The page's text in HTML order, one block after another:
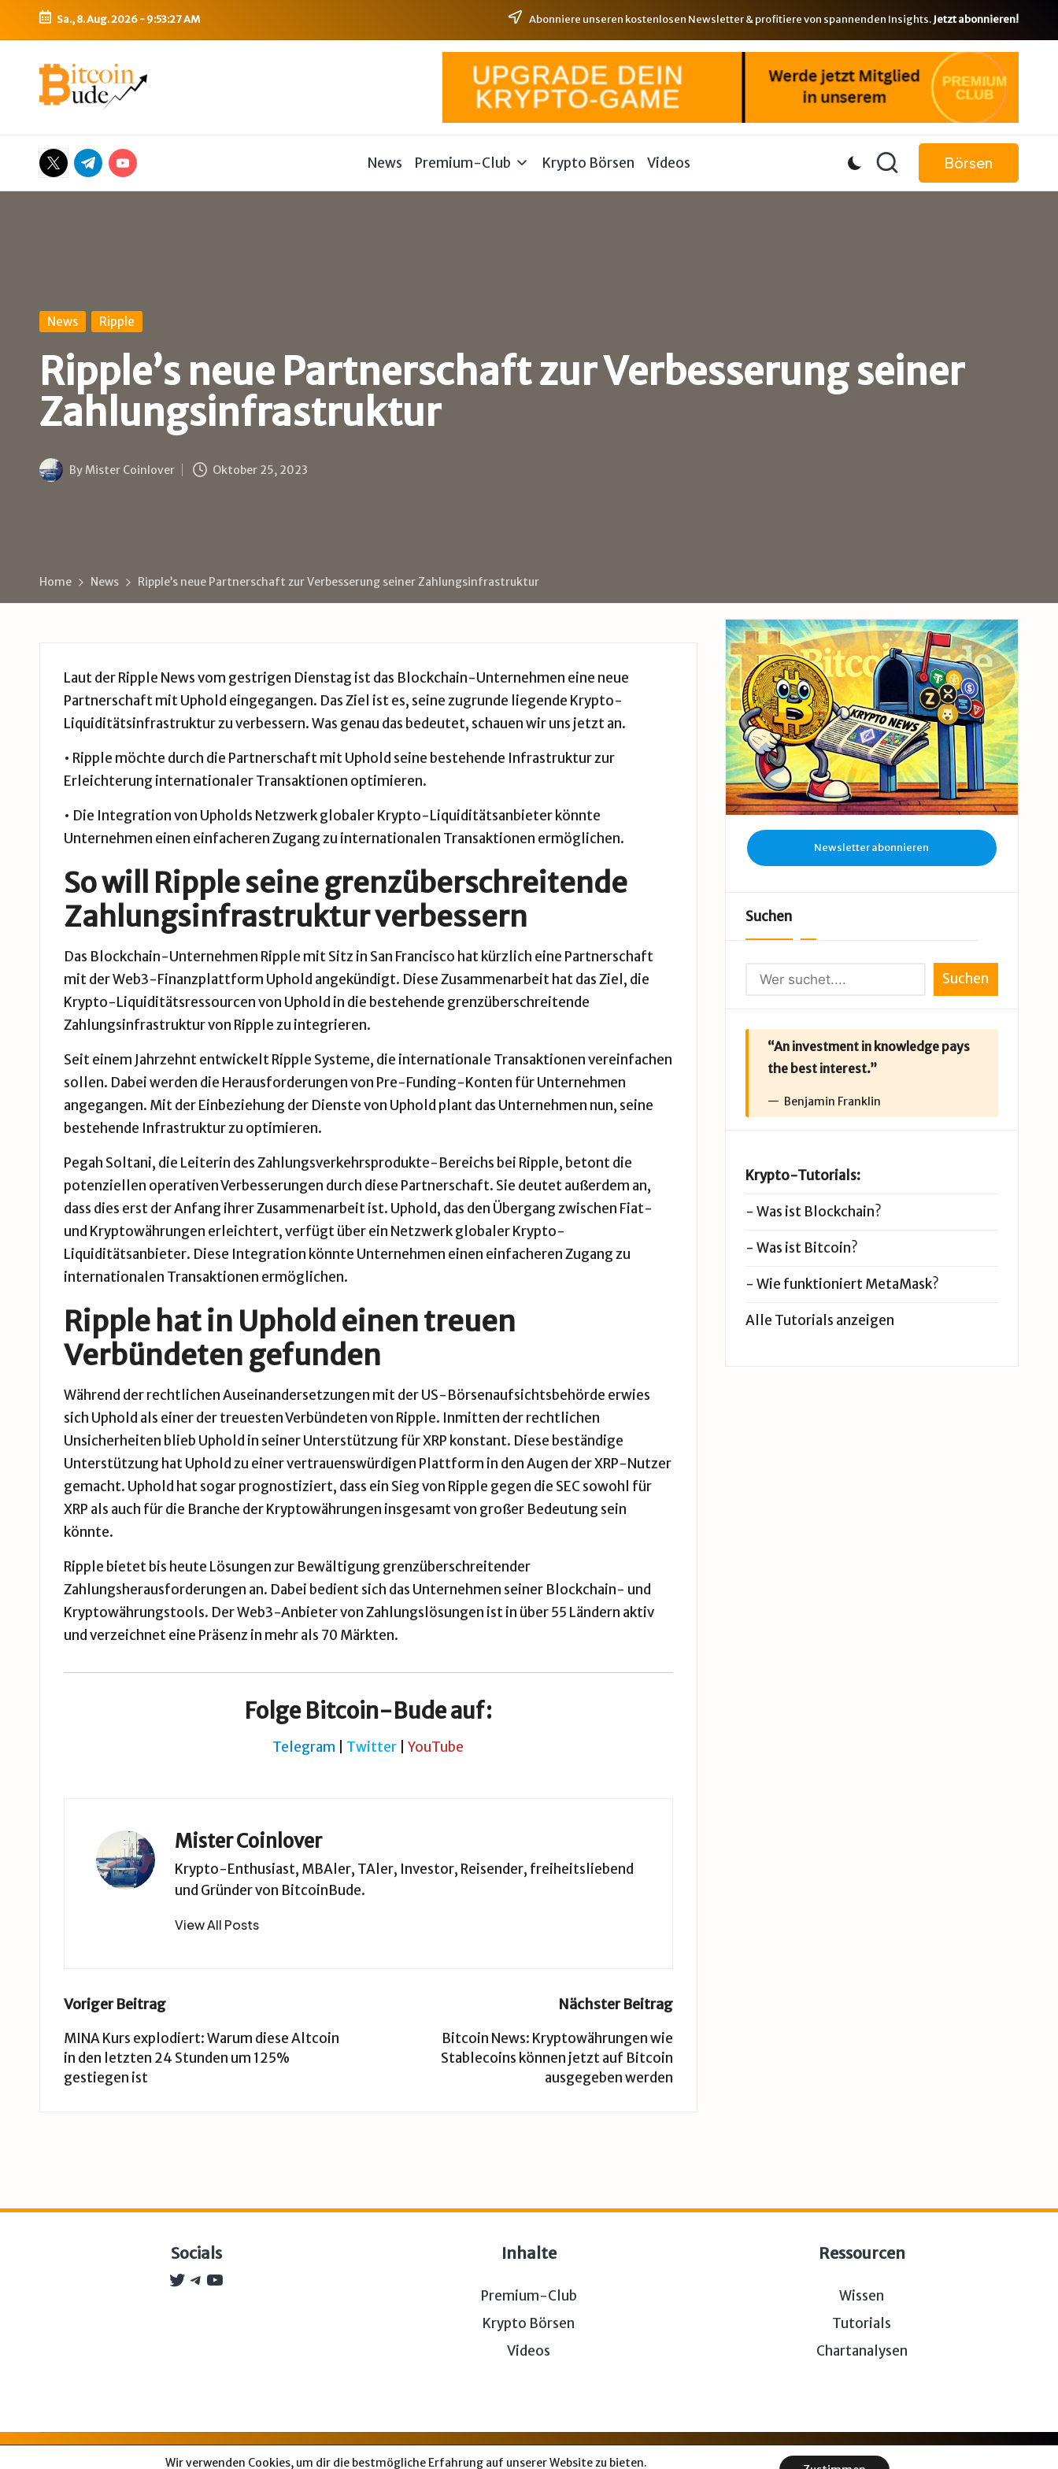
Skip
content
Sa., 8. Aug. 2026-9:53:28 AM Abonniere unseren kostenlosen Newsletter & profitiere von spannenden Insights.Jetzt abonnieren!
B
i
t
c
-
B
u
d
e
Bitcoin,
Ethereum,
mehr
TwitterTelegram
YouTube News Premium-Club Krypto Börsen Videos Börsen
Posted
News Ripple
Ripple’s neue Partnerschaft zur Verbesserung seiner
Zahlungsinfrastruktur
Posted
By Mister Coinlover Oktober 25, 2023
Home News Ripple’s neue Partnerschaft zur Verbesserung seiner Zahlungsinfrastruktur
Laut der Ripple News vom gestrigen Dienstag ist das Blockchain-Unternehmen eine neue
Partnerschaft mit Uphold eingegangen. Das Ziel ist es, seine zugrunde liegende Krypto-
Liquiditätsinfrastruktur zu verbessern. Was genau das bedeutet, schauen wir uns jetzt an.
• Ripple möchte durch die Partnerschaft mit Uphold seine bestehende Infrastruktur zur
Erleichterung internationaler Transaktionen optimieren.
• Die Integration von Upholds Netzwerk globaler Krypto-Liquiditätsanbieter könnte
Unternehmen einen einfacheren Zugang zu internationalen Transaktionen ermöglichen.
So will Ripple seine grenzüberschreitende
Zahlungsinfrastruktur verbessern
Das Blockchain-Unternehmen Ripple mit Sitz in San Francisco hat kürzlich eine Partnerschaft
mit der Web3-Finanzplattform Uphold angekündigt. Diese Zusammenarbeit hat das Ziel, die
Krypto-Liquiditätsressourcen von Uphold in die bestehende grenzüberschreitende
Zahlungsinfrastruktur von Ripple zu integrieren.
Seit einem Jahrzehnt entwickelt Ripple Systeme, die internationale Transaktionen vereinfachen
sollen. Dabei werden die Herausforderungen von Pre-Funding-Konten für Unternehmen
angegangen. Mit der Einbeziehung der Dienste von Uphold plant das Unternehmen nun, seine
bestehende Infrastruktur zu optimieren.
Pegah Soltani, die Leiterin des Zahlungsverkehrsprodukte-Bereichs bei Ripple, betont die
potenziellen operativen Verbesserungen durch diese Partnerschaft. Sie deutet außerdem an,
dass dies erst der Anfang ihrer Zusammenarbeit ist. Uphold, das den Übergang zwischen Fiat-
und Kryptowährungen erleichtert, verfügt über ein Netzwerk globaler Krypto-
Liquiditätsanbieter. Diese Integration könnte Unternehmen einen einfacheren Zugang zu
internationalen Transaktionen ermöglichen.
Ripple hat in Uphold einen treuen
Verbündeten gefunden
Während der rechtlichen Auseinandersetzungen mit der US-Börsenaufsichtsbehörde erwies
sich Uphold als einer der treuesten Verbündeten von Ripple. Inmitten der rechtlichen
Unsicherheiten blieb Uphold in seiner Unterstützung für XRP konstant. Diese beständige
Unterstützung hat Uphold zu einer vertrauenswürdigen Plattform in den Augen der XRP-Nutzer
gemacht. Uphold hat sogar prognostiziert, dass ein Sieg von Ripple gegen die SEC sowohl für
XRP als auch für die Branche der Kryptowährungen insgesamt von großer Bedeutung sein
könnte.
Ripple bietet bis heute Lösungen zur Bewältigung grenzüberschreitender
Zahlungsherausforderungen an. Dabei bedient sich das Unternehmen seiner Blockchain- und
Kryptowährungstools. Der Web3-Anbieter von Zahlungslösungen ist in über 55 Ländern aktiv
und verzeichnet eine Präsenz in mehr als 70 Märkten.
Folge Bitcoin-Bude auf:
Telegram Twitter |YouTube
Mister Coinlover
Krypto-Enthusiast, MBAler, TAler, Investor, Reisender, freiheitsliebend
und Gründer von BitcoinBude.
View All Posts
Post
navigation
Voriger Beitrag
MINA Kurs explodiert: Warum diese Altcoin
in den letzten 24 Stunden um 125%
gestiegen ist
Nächster Beitrag
Bitcoin News: Kryptowährungen wie
Stablecoins können jetzt auf Bitcoin
ausgegeben werden
Newsletter abonnieren
Suchen
Suchen
“An investment in knowledge pays
the best interest.”
Benjamin Franklin
Krypto-Tutorials:
- Was ist Blockchain?
- Was ist Bitcoin?
- Wie funktioniert MetaMask?
Alle Tutorials anzeigen
Socials
Twitter
Telegram
YouTube
Inhalte
Premium-Club
Krypto Börsen
Videos
Ressourcen
Wissen
Tutorials
Chartanalysen
Impressum & Datenschutz— Bitcoin-Bude © 2026. Von uns für euch.
Wir verwenden Cookies, um dir die bestmögliche Erfahrung auf unserer Website zu bieten.